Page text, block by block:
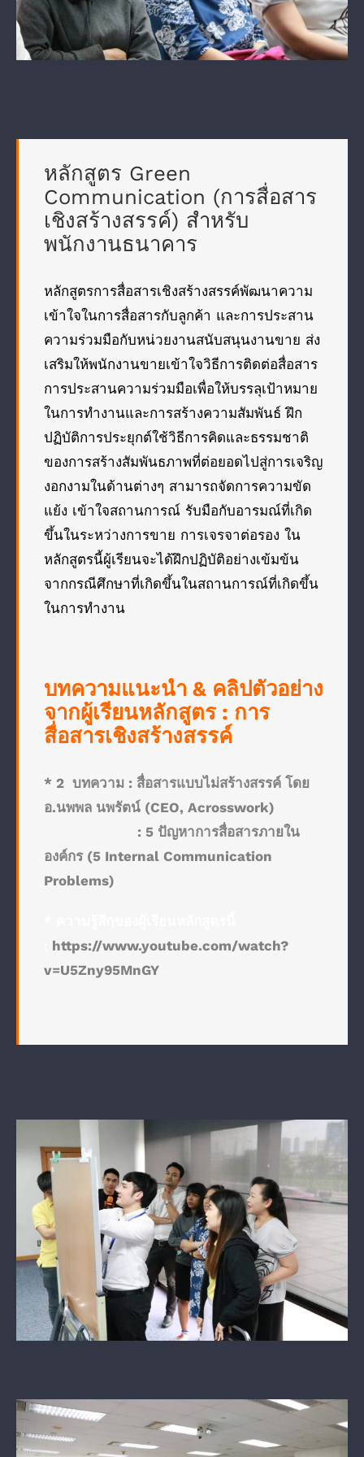
หลักสูตร Green
Communication (การสื่อสาร
เชิงสร้างสรรค์) สำหรับ
พนักงานธนาคาร
หลักสูตรการสื่อสารเชิงสร้างสรรค์พัฒนาความ
เข้าใจในการสื่อสารกับลูกค้า และการประสาน
ความร่วมมือกับหน่วยงานสนับสนุนงานขาย ส่ง
เสริมให้พนักงานขายเข้าใจวิธีการติดต่อสื่อสาร
การประสานความร่วมมือเพื่อให้บรรลุเป้าหมาย
ในการทำงานและการสร้างความสัมพันธ์ ฝึก
ปฏิบัติการประยุกต์ใช้วิธีการคิดและธรรมชาติ
ของการสร้างสัมพันธภาพที่ต่อยอดไปสู่การเจริญ
งอกงามในด้านต่างๆ สามารถจัดการความขัด
แย้ง เข้าใจสถานการณ์ รับมือกับอารมณ์ที่เกิด
ขึ้นในระหว่างการขาย การเจรจาต่อรอง ใน
หลักสูตรนี้ผู้เรียนจะได้ฝึกปฏิบัติอย่างเข้มข้น
จากกรณีศึกษาที่เกิดขึ้นในสถานการณ์ที่เกิดขึ้น
ในการทำงาน
บทความแนะนำ & คลิปตัวอย่าง
จากผู้เรียนหลักสูตร : การ
สื่อสารเชิงสร้างสรรค์
* 2 บทความ : สื่อสารแบบไม่สร้างสรรค์ โดย
อ.นพพล นพรัตน์ (CEO, Acrosswork)
: 5 ปัญหาการสื่อสารภายใน
องค์กร (5 Internal Communication
Problems)
https://www.youtube.com/watch?
v=U5Zny95MnGY